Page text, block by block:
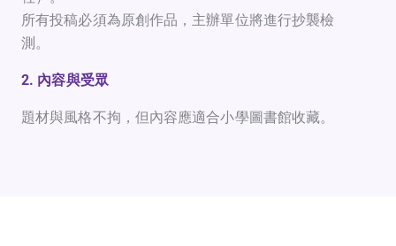
所有投稿必須為原創作品，主辦單位將進行抄襲檢
測。
2. 內容與受眾
題材與風格不拘，但內容應適合小學圖書館收藏。